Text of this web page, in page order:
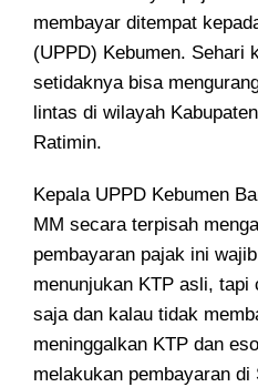
membayar ditempat
(UPPD) Kebumen. Sehari
setidaknya bisa
lintas di wilayah
Ratimin.
Kepala UPPD Kebumen
MM secara terpisah
pembayaran pajak ini
menunjukan KTP asli, tapi
saja dan kalau tidak
meninggalkan KTP dan
melakukan pembayaran di